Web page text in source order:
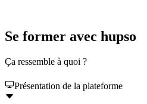
Se former avec hupso
Ça ressemble à quoi ?
Présentation de la plateforme